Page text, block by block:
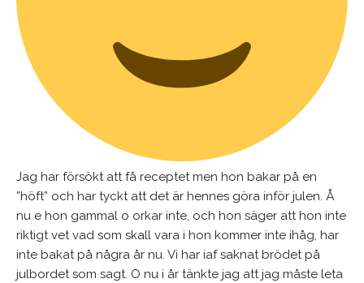
Jag har försökt att få receptet men hon bakar på en
”höft” och har tyckt att det är hennes göra inför julen. Å
nu e hon gammal o orkar inte, och hon säger att hon inte
riktigt vet vad som skall vara i hon kommer inte ihåg, har
inte bakat på några år nu. Vi har iaf saknat brödet på
julbordet som sagt. O nu i år tänkte jag att jag måste leta